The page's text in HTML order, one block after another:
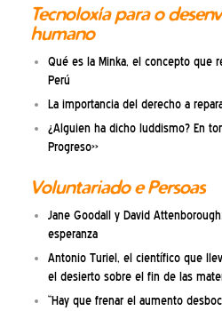
Tecnoloxía para o
humano
Qué es la Minka, el concepto que
Perú
La importancia del derecho a
¿Alguien ha dicho luddismo? En
Progreso»
Voluntariado e Persoas
Jane Goodall y David
esperanza
Antonio Turiel, el científico que
el desierto sobre el fin de las
“Hay que frenar el aumento